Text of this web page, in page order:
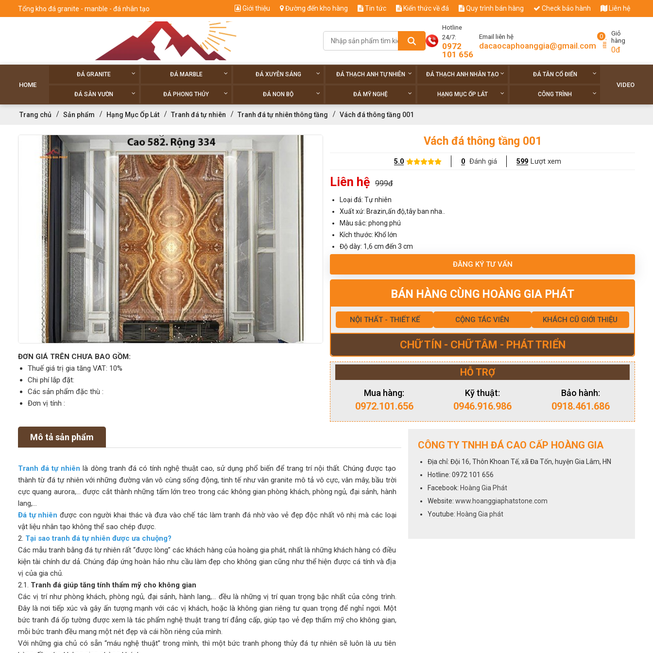
Tổng kho đá granite - manble - đá nhân tạo Giới thiệu Đường đến kho hàng Tin tức Kiến thức về đá Quy trình bán hàng Check bảo hành Liên hệ
Hotline
24/7:
0972
101 656
Email liên hệ
dacaocaphoanggia@gmail.com
0
Giỏ
hàng
0đ
HOME
ĐÁ GRANITE ĐÁ MARBLE ĐÁ XUYÊN SÁNG ĐÁ THẠCH ANH TỰ NHIÊN ĐÁ THẠCH ANH NHÂN TẠO ĐÁ TÂN CỔ ĐIỂN
ĐÁ SÂN VƯỜN ĐÁ PHONG THỦY ĐÁ NON BỘ ĐÁ MỸ NGHỆ HẠNG MỤC ỐP LÁT CÔNG TRÌNH
VIDEO
Trang chủ Sản phẩm Hạng Mục Ốp Lát Tranh đá tự nhiên Tranh đá tự nhiên thông tầng Vách đá thông tầng 001
ĐƠN GIÁ TRÊN CHƯA BAO GỒM:
Thuế giá trị gia tăng VAT: 10%
Chi phí lắp đặt:
Các sản phẩm đặc thù :
Đơn vị tính :
Vách đá thông tầng 001
5.0 0 Đánh giá 599 Lượt xem
Liên hệ 999đ
Loại đá: Tự nhiên
Xuất xứ: Brazin,ấn độ,tây ban nha..
Màu sắc: phong phú
Kích thước: Khổ lớn
Độ dày: 1,6 cm đến 3 cm
ĐĂNG KÝ TƯ VẤN
BÁN HÀNG CÙNG HOÀNG GIA PHÁT
NỘI THẤT - THIẾT KẾ CỘNG TÁC VIÊN KHÁCH CŨ GIỚI THIỆU
CHỮ TÍN - CHỮ TÂM - PHÁT TRIỂN
HỖ TRỢ
Mua hàng:
0972.101.656
Kỹ thuật:
0946.916.986
Bảo hành:
0918.461.686
Mô tả sản phẩm
Tranh đá tự nhiên là dòng tranh đá có tính nghệ thuật cao, sử dụng phổ biến để trang trí nội thất. Chúng được tạo
thành từ đá tự nhiên với những đường vân vô cùng sống động, tinh tế như vân granite mô tả vô cực, vân mây, bầu trời
cực quang aurora,… được cắt thành những tấm lớn treo trong các không gian phòng khách, phòng ngủ, đại sảnh, hành
lang,…
Đá tự nhiên được con người khai thác và đưa vào chế tác làm tranh đá nhờ vào vẻ đẹp độc nhất vô nhị mà các loại
vật liệu nhân tạo không thể sao chép được.
2. Tại sao tranh đá tự nhiên được ưa chuộng?
Các mẫu tranh bằng đá tự nhiên rất “được lòng” các khách hàng của hoàng gia phát, nhất là những khách hàng có điều
kiện tài chính dư dả. Chúng đáp ứng hoàn hảo nhu cầu làm đẹp cho không gian cũng như thể hiện được cá tính và địa
vị của gia chủ.
2.1. Tranh đá giúp tăng tính thẩm mỹ cho không gian
Các vị trí như phòng khách, phòng ngủ, đại sảnh, hành lang,… đều là những vị trí quan trọng bậc nhất của công trình.
Đây là nơi tiếp xúc và gây ấn tượng mạnh với các vị khách, hoặc là không gian riêng tư quan trọng để nghỉ ngơi. Một
bức tranh đá ốp tường được xem là tác phẩm nghệ thuật trang trí đẳng cấp, giúp tạo vẻ đẹp thẩm mỹ cho không gian,
mỗi bức tranh đều mang một nét đẹp và cái hồn riêng của mình.
Với những gia chủ có sẵn “máu nghệ thuật” trong mình, thì một bức tranh phong thủy đá tự nhiên sẽ luôn là ưu tiên
CÔNG TY TNHH ĐÁ CAO CẤP HOÀNG GIA
Địa chỉ: Đội 16, Thôn Khoan Tế, xã Đa Tốn, huyện Gia Lâm, HN
Hotline: 0972 101 656
Facebook: Hoàng Gia Phát
Website: www.hoanggiaphatstone.com
Youtube: Hoàng Gia phát